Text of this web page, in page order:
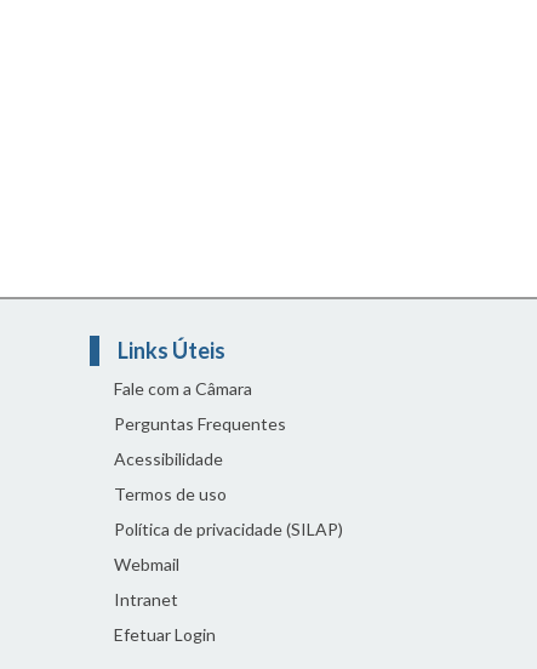
Links Úteis
Fale com a Câmara
Perguntas Frequentes
Acessibilidade
Termos de uso
Política de privacidade (SILAP)
Webmail
Intranet
Efetuar Login